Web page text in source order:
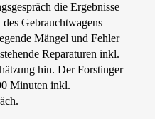
die Ergebnisse
Gebrauchtwagens
Mängel und Fehler
Reparaturen inkl.
hin. Der Forstinger
Minuten inkl.